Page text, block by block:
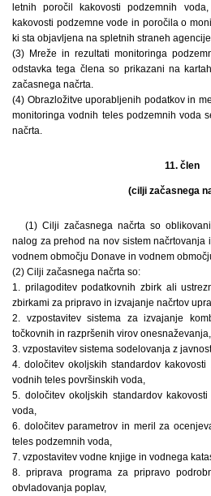
letnih poročil kakovosti podzemnih
kakovosti podzemne vode in poročila o
ki sta objavljena na spletnih straneh agencije.
(3) Mreže in rezultati monitoringa
odstavka tega člena so prikazani na
začasnega načrta.
(4) Obrazložitve uporabljenih podatkov in
monitoringa vodnih teles podzemnih voda
načrta.
11. člen
(cilji začasnega
(1) Cilji začasnega načrta so
nalog za prehod na nov sistem
vodnem območju Donave in vodnem
(2) Cilji začasnega načrta so:
1. prilagoditev podatkovnih zbirk ali
zbirkami za pripravo in izvajanje načrtov
2. vzpostavitev sistema za izvajanje
točkovnih in razpršenih virov onesnaževanja,
3. vzpostavitev sistema sodelovanja z
4. določitev okoljskih standardov
vodnih teles površinskih voda,
5. določitev okoljskih standardov
voda,
6. določitev parametrov in meril za
teles podzemnih voda,
7. vzpostavitev vodne knjige in vodnega
8. priprava programa za pripravo
obvladovanja poplav,